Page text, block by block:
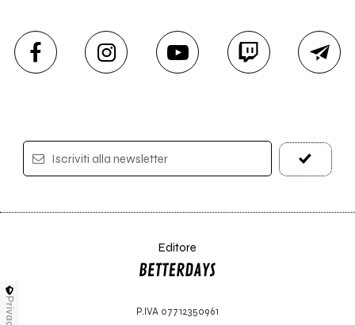
Iscriviti alla newsletter
Editore
P.IVA 07712350961
Privacy